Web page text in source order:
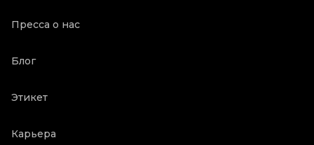
Пресса о нас
Блог
Этикет
Карьера